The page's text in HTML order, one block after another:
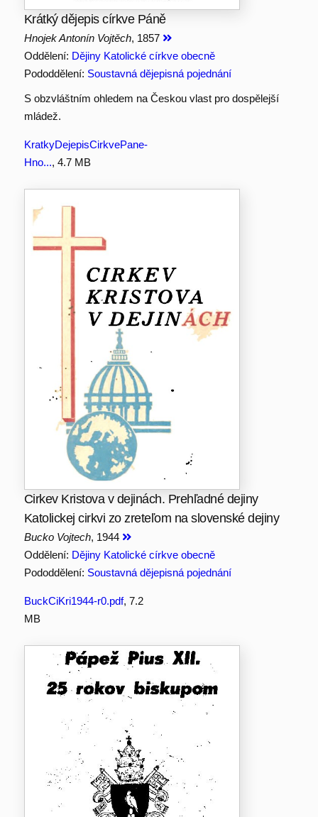
Krátký dějepis církve Páně
Hnojek Antonín Vojtěch, 1857
Oddělení: Dějiny Katolické církve obecně
Pododdělení: Soustavná dějepisná pojednání
S obzvláštním ohledem na Českou vlast pro dospělejší
mládež.
KratkyDejepisCirkvePane-
Hno..., 4.7 MB
Cirkev Kristova v dejinách. Prehľadné dejiny
Katolickej cirkvi zo zreteľom na slovenské dejiny
Bucko Vojtech, 1944
Oddělení: Dějiny Katolické církve obecně
Pododdělení: Soustavná dějepisná pojednání
BuckCiKri1944-r0.pdf, 7.2
MB